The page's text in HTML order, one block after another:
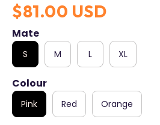
$81.00 USD
Mate
S M L XL
Colour
Pink Red Orange